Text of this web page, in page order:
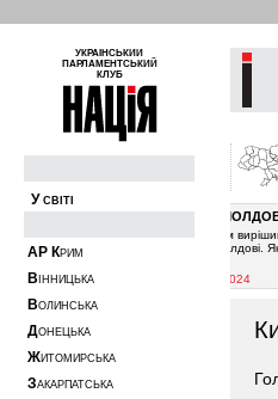
УКРАЇНСЬКИЙ
ПАРЛАМЕНТСЬКИЙ
КЛУБ
У СВІТІ
АР КРИМ
В ІННИЦЬКА
ВОЛИНСЬКА
ДОНЕЦЬКА
ЖИТОМИРСЬКА
ЗАКАРПАТСЬКА
ҐАЗ І МОЛДОВА
Ґазпром вирішив
газу Молдові. Як і